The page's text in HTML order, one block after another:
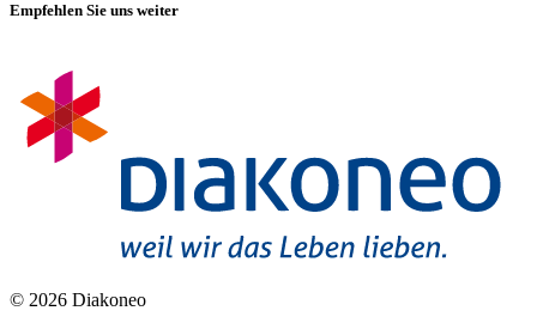
Empfehlen Sie uns weiter
© 2026 Diakoneo